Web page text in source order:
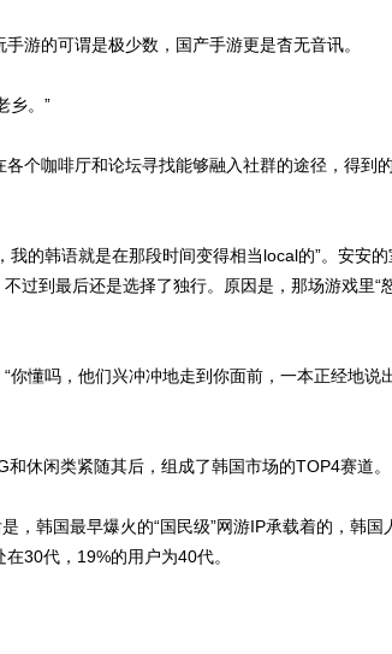
游的可谓是极少数，国产手游更是杳无音讯。
乡。”
个咖啡厅和论坛寻找能够融入社群的途径，得到
的韩语就是在那段时间变得相当local的”。安安
过到最后还是选择了独行。原因是，那场游戏里“
懂吗，他们兴冲冲地走到你面前，一本正经地说
休闲类紧随其后，组成了韩国市场的TOP4赛道。
，韩国最早爆火的“国民级”网游IP承载着的，韩国
30代，19%的用户为40代。